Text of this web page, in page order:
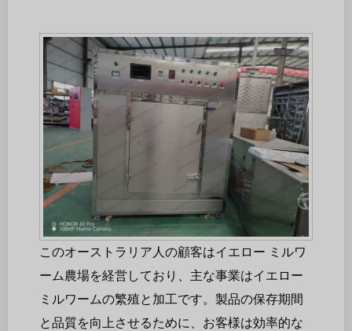
このオーストラリア人の顧客はイエロー ミルワ
ーム農場を経営しており、主な事業はイエロー
ミルワームの繁殖と加工です。製品の保存期間
と品質を向上させるために、お客様は効率的な